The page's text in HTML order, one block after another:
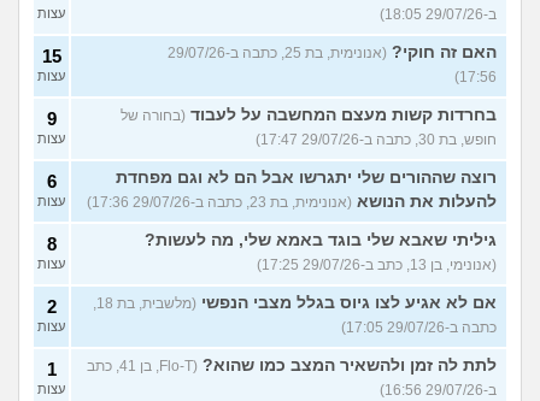
ב-29/07/26 18:05) עצות
האם זה חוקי?
(אנונימית, בת 25, כתבה ב-29/07/26
17:56)
15
עצות
בחרדות קשות מעצם המחשבה על לעבוד (בחורה של
חופש, בת 30, כתבה ב-29/07/26 17:47)
9
עצות
רוצה שההורים שלי יתגרשו אבל הם לא וגם מפחדת
להעלות את הנושא (אנונימית, בת 23, כתבה ב-29/07/26 17:36)
6
עצות
גיליתי שאבא שלי בוגד באמא שלי, מה לעשות?
(אנונימי, בן 13, כתב ב-29/07/26 17:25)
8
עצות
אם לא אגיע לצו גיוס בגלל מצבי הנפשי
(מלשבית, בת 18,
כתבה ב-29/07/26 17:05)
2
עצות
לתת לה זמן ולהשאיר המצב כמו שהוא?
(Flo-T, בן 41, כתב
ב-29/07/26 16:56)
1
עצות